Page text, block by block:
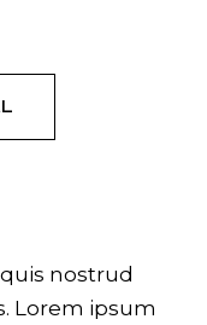
nostrud
Lorem ipsum